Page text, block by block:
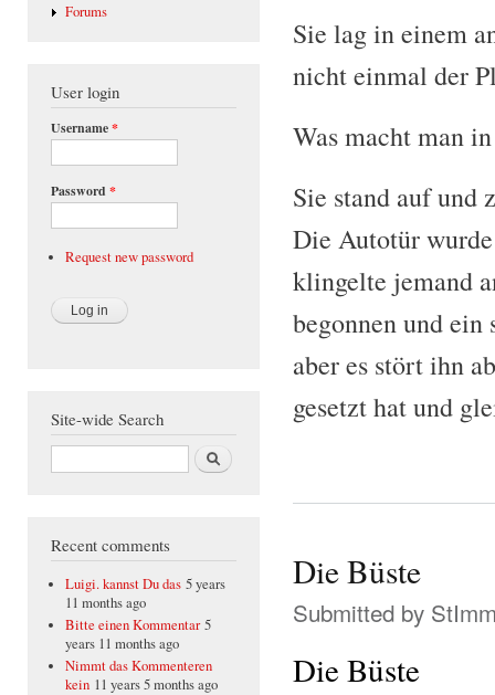
Forums
User login
Username*
Password *
Request new password
Site-wide Search
Search
Recent comments
Luigi. kannst Du das 5 years
11 months ago
Bitte einen Kommentar 5
years 11 months ago
Nimmt das Kommenteren
kein 11 years 5 months ago
Sie lag in einem
nicht einmal der
Was macht man
Sie stand auf und
Die Autotür
klingelte jemand
begonnen und
aber es stört ihn
gesetzt hat und
Die Büste
Submitted by
Die Büste